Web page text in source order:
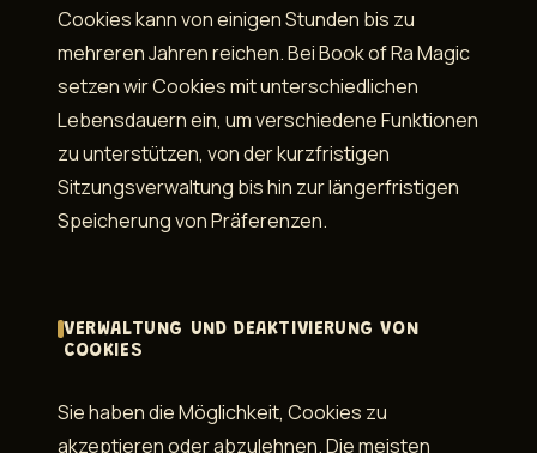
Cookies kann von einigen Stunden bis zu
mehreren Jahren reichen. Bei Book of Ra Magic
setzen wir Cookies mit unterschiedlichen
Lebensdauern ein, um verschiedene Funktionen
zu unterstützen, von der kurzfristigen
Sitzungsverwaltung bis hin zur längerfristigen
Speicherung von Präferenzen.
VERWALTUNG UND DEAKTIVIERUNG VON
COOKIES
Sie haben die Möglichkeit, Cookies zu
akzeptieren oder abzulehnen. Die meisten